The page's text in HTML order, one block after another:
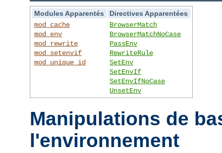
Modules Apparentés
Directives Apparentées
mod_cache
mod_env
mod_rewrite
mod_setenvif
mod_unique_id
BrowserMatch
BrowserMatchNoCase
PassEnv
RewriteRule
SetEnv
SetEnvIf
SetEnvIfNoCase
UnsetEnv
Manipulations de
l'environnement